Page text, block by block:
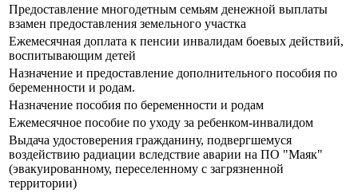
Предоставление многодетным семьям денежной выплаты
взамен предоставления земельного участка
Ежемесячная доплата к пенсии инвалидам боевых действий,
воспитывающим детей
Назначение и предоставление дополнительного пособия по
беременности и родам.
Назначение пособия по беременности и родам
Ежемесячное пособие по уходу за ребенком-инвалидом
Выдача удостоверения гражданину, подвергшемуся
воздействию радиации вследствие аварии на ПО "Маяк"
(эвакуированному, переселенному с загрязненной
территории)